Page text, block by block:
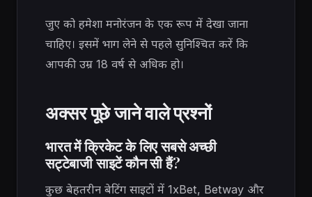
जुए को हमेशा मनोरंजन के एक रूप में देखा जाना
चाहिए। इसमें भाग लेने से पहले सुनिश्चित करें कि
आपकी उम्र 18 वर्ष से अधिक हो।
अक्सर पूछे जाने वाले प्रश्नों
भारत में क्रिकेट के लिए सबसे अच्छी
सट्टेबाजी साइटें कौन सी हैं?
कुछ बेहतरीन बेटिंग साइटों में 1xBet, Betway और